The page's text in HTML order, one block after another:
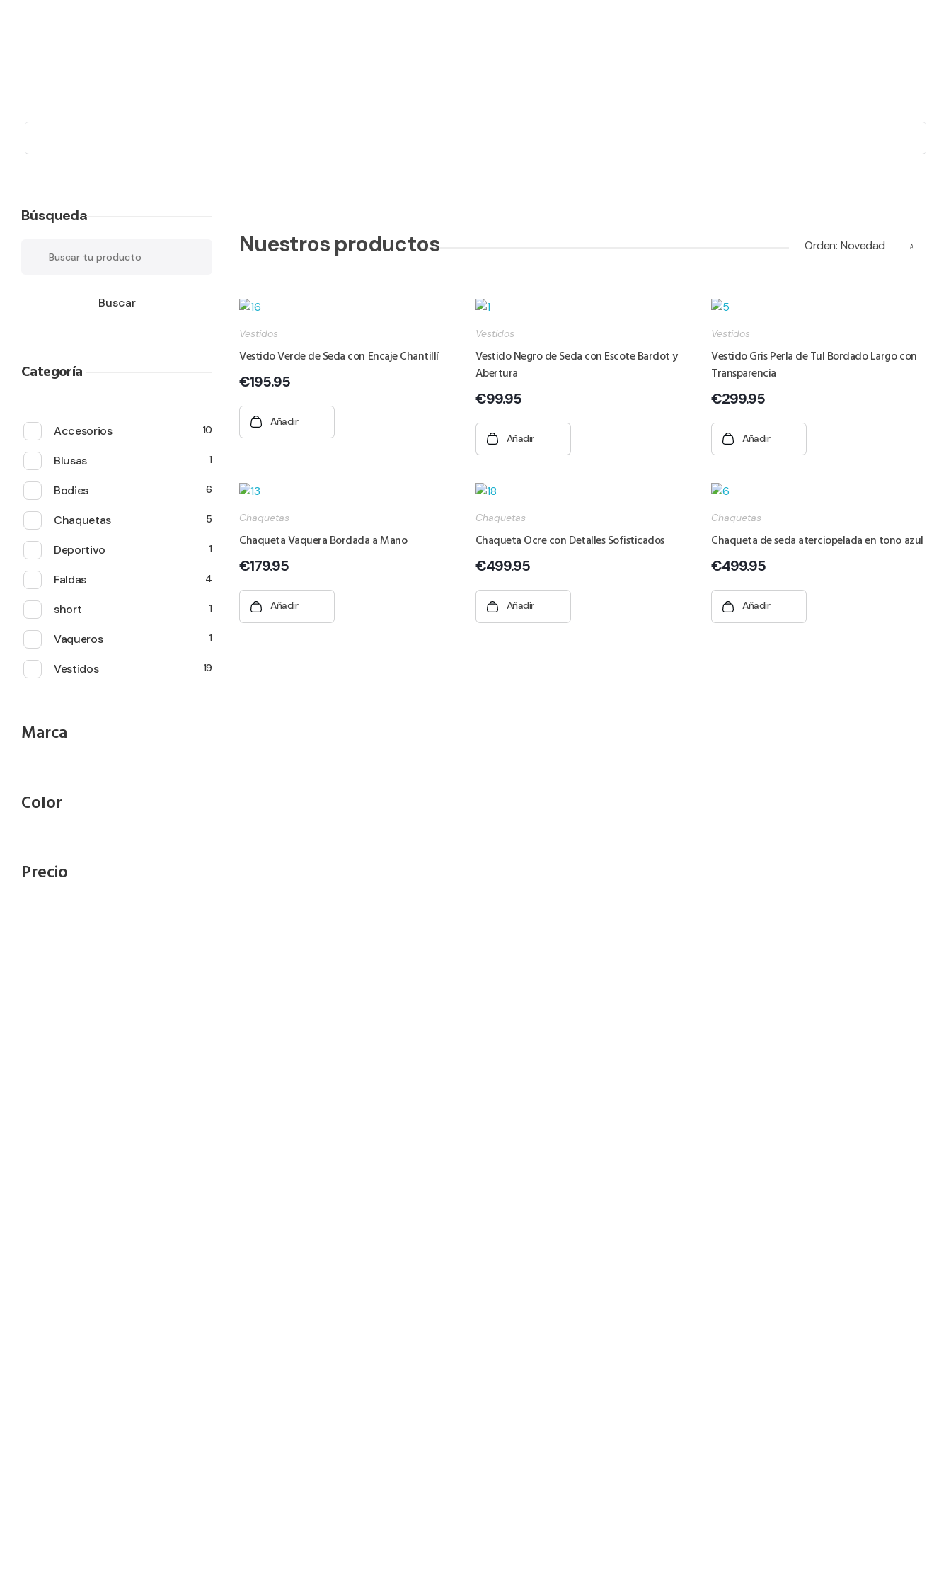
Nuestros productos Orden: Novedad
Vestido Verde de Seda con Encaje Chantillí
€195.95
Vestidos
Añadir
Vestido Negro de Seda con Escote Bardot y
Abertura
€99.95
Vestidos
Añadir
Vestido Gris Perla de Tul Bordado Largo con
Transparencia
€299.95
Vestidos
Añadir
Chaqueta Vaquera Bordada a Mano
€179.95
Chaquetas
Añadir
Chaqueta Ocre con Detalles Sofisticados
€499.95
Chaquetas
Añadir
Chaqueta de seda aterciopelada en tono azul
€499.95
Chaquetas
Añadir
Búsqueda
Buscar
Categoría
Accesorios 10
Blusas 1
Bodies 6
Chaquetas 5
Deportivo 1
Faldas 4
short 1
Vaqueros 1
Vestidos 19
Marca
Color
Precio